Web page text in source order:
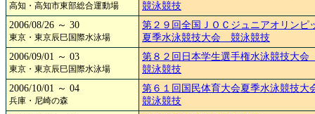
高知・高知市東部総合運動場
競泳競技
2006/08/26 ～ 30
東京・東京辰巳国際水泳場
第２９回全国ＪＯＣジュニアオリンピ
夏季水泳競技大会 競泳競技
2006/09/01 ～ 03
東京・東京辰巳国際水泳場
第８２回日本学生選手権水泳競技大
競泳競技
2006/10/01 ～ 04
兵庫・尼崎の森
第６１回国民体育大会夏季水泳競技大
競泳競技